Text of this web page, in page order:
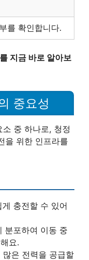
를 확인합니다.
지금 바로 알아보
중요성
중 하나로, 청정
을 위한 인프라를
충전할 수 있어
분포하여 이동 중
요.
많은 전력을 공급할